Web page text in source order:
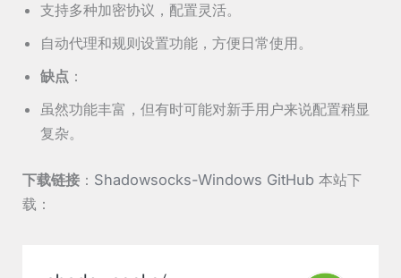
支持多种加密协议，配置灵活。
自动代理和规则设置功能，方便日常使用。
缺点 ：
虽然功能丰富，但有时可能对新手用户来说配置稍显
复杂。
下载链接 ： Shadowsocks-Windows GitHub 本站下
载：